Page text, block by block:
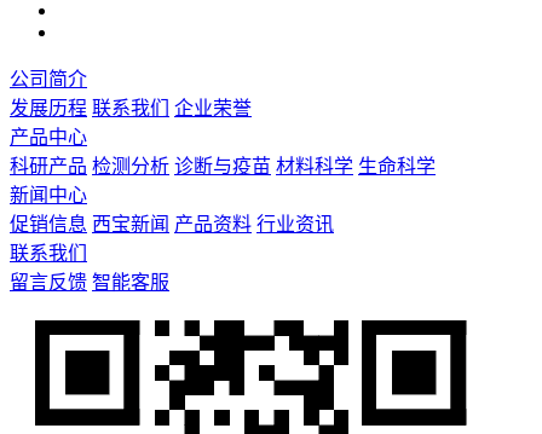
公司简介
发展历程 联系我们
企业荣誉
产品中心
科研产品 检测分析 诊断与疫苗 材料科学 生命科学
新闻中心
促销信息 西宝新闻 产品资料 行业资讯
联系我们
留言反馈 智能客服